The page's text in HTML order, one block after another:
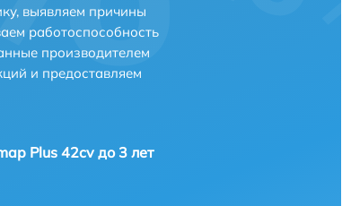
выявляем причины
работоспособность
производителем
и предоставляем
Plus 42cv до 3 лет